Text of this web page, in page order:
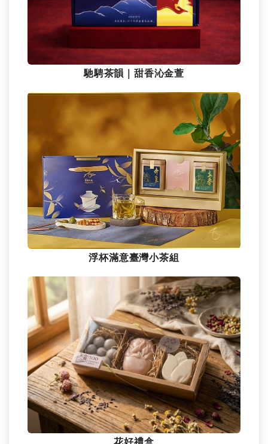
馳騁茶韻｜甜香沁金萱
浮杯滿意臺灣小茶組